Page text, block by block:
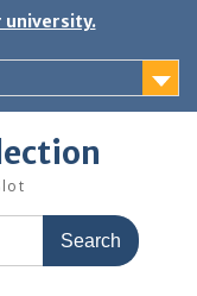
university.